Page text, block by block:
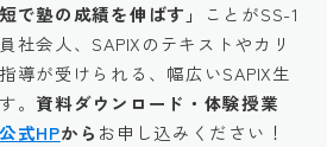
で塾の成績を伸ばす」
ことがSS-1
社会人、SAPIXのテキストやカリ
導が受けられる、幅広いSAPIX生
。 資料ダウンロード・体験授業
公式HPから お申し込みください！